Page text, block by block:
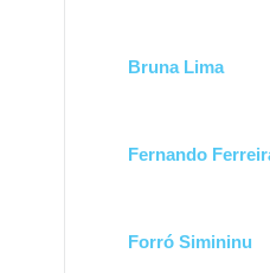
Bruna Lima
Fernando
Forró Simininu